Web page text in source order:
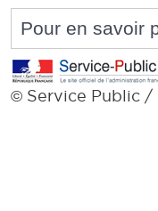
Pour en savoir
© Service Public